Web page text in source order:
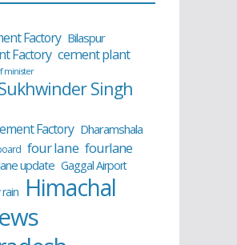
Factory Bilaspur
Factory cement plant
minister
Singh
Factory Dharamshala
four lane fourlane
update Gaggal Airport
Himachal